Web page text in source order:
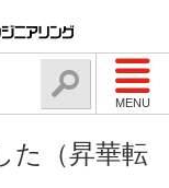
MENU
た（昇華転